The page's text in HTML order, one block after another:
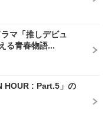
マ「推しデビュ
る青春物語...
HOUR : Part.5」の